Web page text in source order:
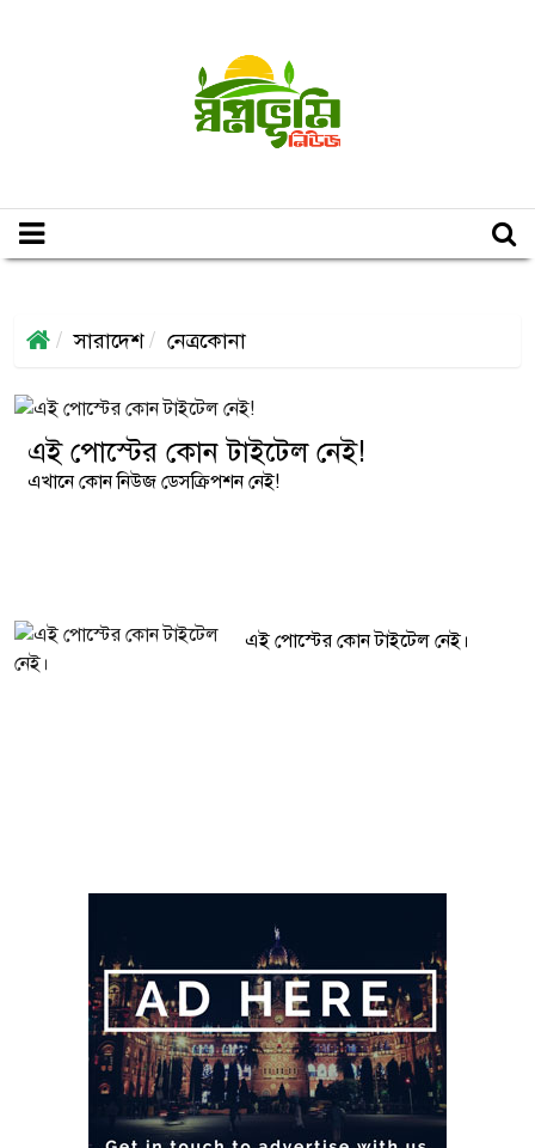
সারাদেশ নেত্রকোনা
এই পোস্টের কোন টাইটেল নেই!
এখানে কোন নিউজ ডেসক্রিপশন নেই!
এই পোস্টের কোন টাইটেল নেই।